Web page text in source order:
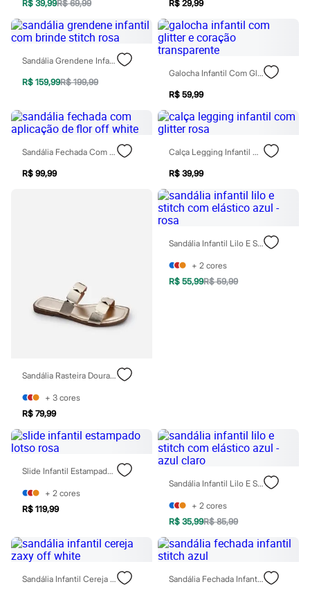
Em alta
Dia dos Pais
Novidades
Roupas
Bermudas
Calças
Camisetas e Regatas
Casacos e Jaquetas
Jeans
Acessórios
Sapatos
Sandálias e Papetes
Camisetas
Calçados
Regatas
Cuecas
Meias
Moda praia
Personagens
Plus size
Blusas e Camisetas
Camisas
Casacos e Jaquetas
Jeans
Moda esportiva
Shorts e Bermudas
R$ 39,99R$ 69,99 R$ 29,99
Sandália Grendene Infantil Com Brinde Stitch Rosa
R$ 159,99R$ 199,99
Galocha Infantil Com Glitter E Coração Transparente
R$ 59,99
Sandália Fechada Com Aplicação De Flor Off White
R$ 99,99
Calça Legging Infantil Com Glitter Rosa
R$ 39,99
Sandália Rasteira Dourada
+ 3 cores
R$ 79,99
Sandália Infantil Lilo E Stitch Com Elástico Azul - Rosa
+ 2 cores
R$ 55,99R$ 59,99
Slide Infantil Estampado Lotso Rosa
+ 2 cores
R$ 119,99
Sandália Infantil Lilo E Stitch Com Elástico Azul - Azul Claro
+ 2 cores
R$ 35,99R$ 85,99
Sandália Infantil Cereja Zaxy Off White Sandália Fechada Infantil Stitch Azul